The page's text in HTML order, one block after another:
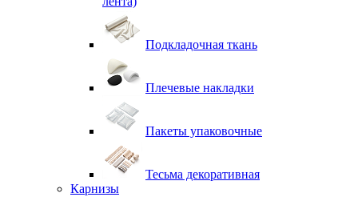
Подкладочная ткань
Плечевые накладки
Пакеты упаковочные
Тесьма декоративная
Карнизы